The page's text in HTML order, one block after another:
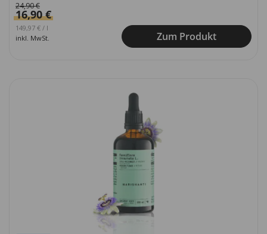
24,90€
16,90€
Ursprünglicher Preis war: 249,00 €
149,97 €Aktueller Preis ist: 149,97 €.
/ l
inkl. MwSt.
Zum Produkt